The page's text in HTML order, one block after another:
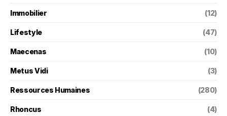
Immobilier (12)
Lifestyle (47)
Maecenas (10)
Metus Vidi (3)
Ressources Humaines (280)
Rhoncus (4)